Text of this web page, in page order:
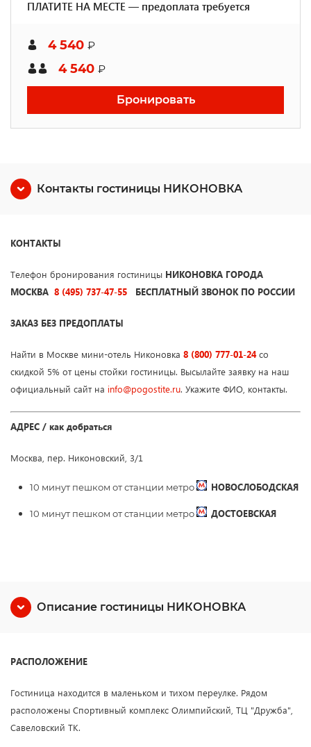
ПЛАТИТЕ НА МЕСТЕ — предоплата требуется
4 540 ₽
4 540 ₽
Бронировать
Контакты гостиницы НИКОНОВКА
КОНТАКТЫ
Телефон бронирования гостиницы НИКОНОВКА ГОРОДА
МОСКВА 8 (495) 737-47-55 БЕСПЛАТНЫЙ ЗВОНОК ПО РОССИИ
ЗАКАЗ БЕЗ ПРЕДОПЛАТЫ
Найти в Москве мини-отель Никоновка 8 (800) 777-01-24 со
скидкой 5% от цены стойки гостиницы. Высылайте заявку на наш
официальный сайт на info@pogostite.ru. Укажите ФИО, контакты.
АДРЕС / как добраться
Москва, пер. Никоновский, 3/1
10 минут пешком от станции метро НОВОСЛОБОДСКАЯ
10 минут пешком от станции метро ДОСТОЕВСКАЯ
Описание гостиницы НИКОНОВКА
РАСПОЛОЖЕНИЕ
Гостиница находится в маленьком и тихом переулке. Рядом
расположены Спортивный комплекс Олимпийский, ТЦ "Дружба",
Савеловский ТК.